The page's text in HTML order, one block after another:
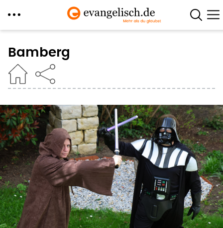
zum
Inhalt
Bamberg